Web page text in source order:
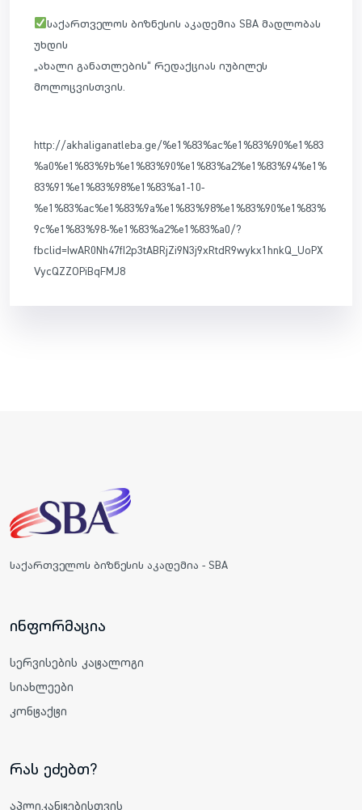
საქართველოს ბიზნესის აკადემია SBA მადლობას
უხდის
„ახა­ლი გა­ნათ­ლე­ბის“ რედაქციას იუბი­ლეს
მოლოცვისთვის.
http://akhaliganatleba.ge/%e1%83%ac%e1%83%90%e1%83
%a0%e1%83%9b%e1%83%90%e1%83%a2%e1%83%94%e1%
83%91%e1%83%98%e1%83%a1-10-
%e1%83%ac%e1%83%9a%e1%83%98%e1%83%90%e1%83%
9c%e1%83%98-%e1%83%a2%e1%83%a0/?
fbclid=IwAR0Nh47fI2p3tABRjZi9N3j9xRtdR9wykx1hnkQ_UoPX
VycQZZOPiBqFMJ8
საქართველოს ბიზნესის აკადემია - SBA
ინფორმაცია
სერვისების კატალოგი
სიახლეები
კონტაქტი
რას ეძებთ?
აპლიკანტებისთვის